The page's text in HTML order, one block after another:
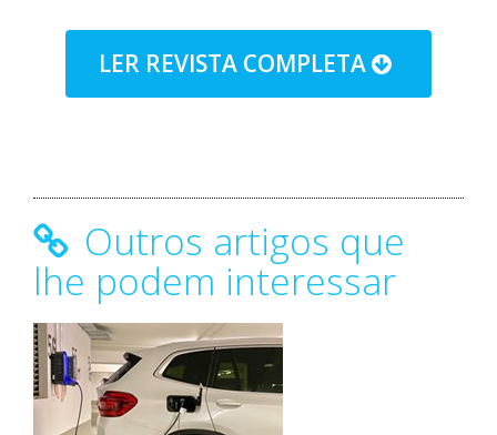
LER REVISTA COMPLETA
Outros artigos que
lhe podem interessar